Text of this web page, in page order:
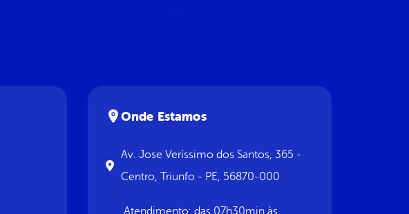
Onde Estamos
Av. Jose Veríssimo dos Santos, 365 -
Centro, Triunfo - PE, 56870-000
Atendimento: das 07h30min às